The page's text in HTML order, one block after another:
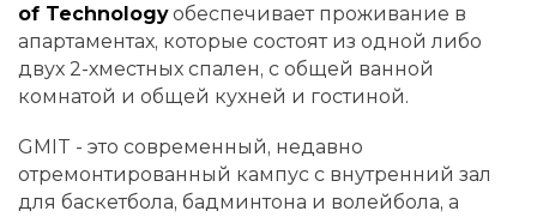
of Technologyобеспечивает проживание в
апартаментах, которые состоят из одной либо
двух 2-хместных спален, с общей ванной
комнатой и общей кухней и гостиной.
GMIT - это современный, недавно
отремонтированный кампус с внутренний зал
для баскетбола, бадминтона и волейбола, а